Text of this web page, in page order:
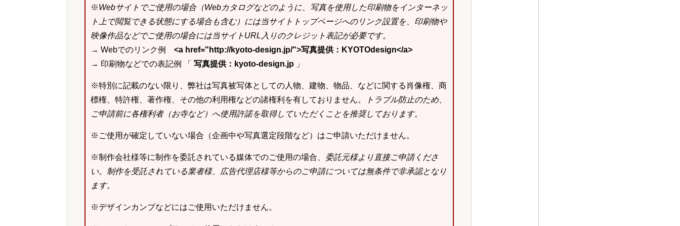
※Webサイトでご使用の場合（Webカタログなどのように、写真を使用した印刷物をインターネッ
ト上で閲覧できる状態にする場合も含む）には当サイトトップページへのリンク設置を、印刷物や
映像作品などでご使用の場合には当サイトURL入りのクレジット表記が必要です。
→ Webでのリンク例 <a href="http://kyoto-design.jp/">写真提供：KYOTOdesign</a>
→ 印刷物などでの表記例 「 写真提供：kyoto-design.jp 」
※特別に記載のない限り、弊社は写真被写体としての人物、建物、物品、などに関する肖像権、商
標権、特許権、著作権、その他の利用権などの諸権利を有しておりません。
トラブル防止のため、
ご申請前に各権利者（お寺など）へ使用許諾を取得していただくことを推奨しております。
※ご使用が確定していない場合（企画中や写真選定段階など）はご申請いただけません。
※制作会社様等に制作を委託されている媒体でのご使用の場合、 委託元様より直接ご申請くださ
い。 制作を受託されている業者様、広告代理店様等からのご申請については無条件で非承認となり
ます。
※デザインカンプなどにはご使用いただけません。